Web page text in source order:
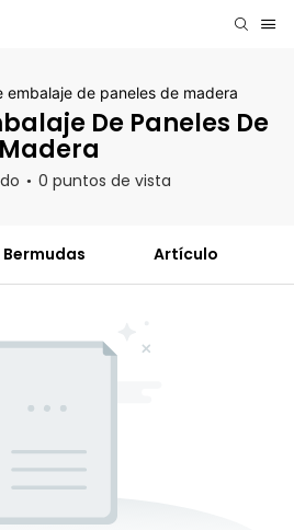
embalaje de paneles de madera
De Paneles De
Madera
0 puntos de vista
Bermudas Artículo